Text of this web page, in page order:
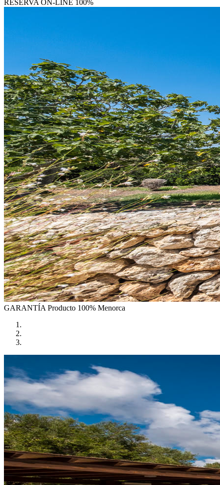
RESERVA ON-LINE 100%
GARANTÍA Producto 100% Menorca